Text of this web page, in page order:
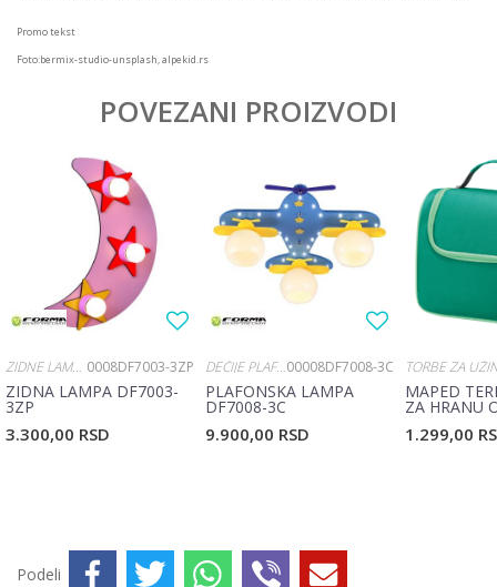
Promo tekst
Foto:bermix-studio-unsplash, alpekid.rs
POVEZANI PROIZVODI
ZIDNE LAMPE 0008DF7003-3ZP
ZIDNA LAMPA DF7003-
3ZP
3.300,00 RSD
DEČIJE PLAFONJERE00008DF7008-3C
PLAFONSKA LAMPA
DF7008-3C
9.900,00 RSD
TORBE ZA
MAPED
ZA HRANU
1.299,00
Podeli